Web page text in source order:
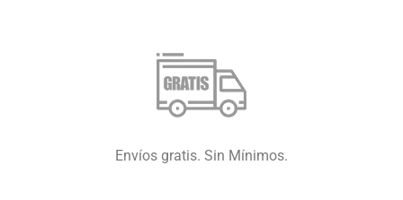
Envíos gratis. Sin Mínimos.